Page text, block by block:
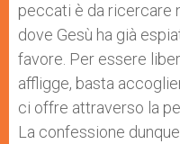
peccati è da ricercare
dove Gesù ha già
favore. Per essere
affligge, basta
ci offre attraverso la
La confessione